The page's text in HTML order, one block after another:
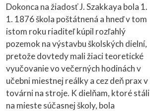
Dokonca na žiadosť J. Szakkaya bola 1.
1. 1876 škola poštátnená a hneď v tom
istom roku riaditeľ kúpil rozľahlý
pozemok na výstavbu školských dielní,
pretože dovtedy mali žiaci teoretické
vyučovanie vo večerných hodinách v
učebni miestnej reálky a cez deň prax v
továrni na stroje. K dielňam, ktoré stáli
na mieste súčasnej školy, bola